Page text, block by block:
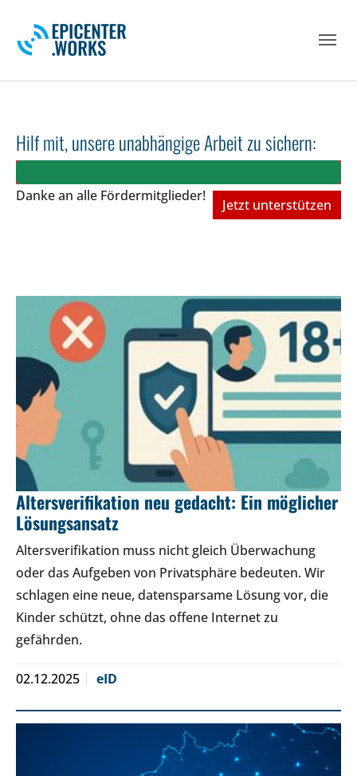
Hilf mit, unsere unabhängige Arbeit zu sichern:
Danke an alle Fördermitglieder!
Jetzt unterstützen
Altersverifikation neu gedacht: Ein möglicher
Lösungsansatz
Altersverifikation muss nicht gleich Überwachung
oder das Aufgeben von Privatsphäre bedeuten. Wir
schlagen eine neue, datensparsame Lösung vor, die
Kinder schützt, ohne das offene Internet zu
gefährden.
02.12.2025 eID